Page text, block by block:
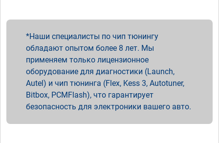
Наши специалисты по чип тюнингу
обладают опытом более 8 лет. Мы
применяем только лицензионное
оборудование для диагностики (Launch,
Autel) и чип тюнинга (Flex, Kess 3, Autotuner,
Bitbox, PCMFlash), что гарантирует
безопасность для электроники вашего авто.